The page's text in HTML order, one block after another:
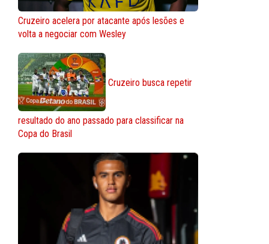
Cruzeiro acelera por atacante após lesões e
volta a negociar com Wesley
Cruzeiro busca repetir
resultado do ano passado para classificar na
Copa do Brasil